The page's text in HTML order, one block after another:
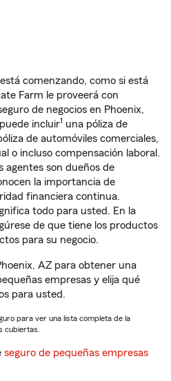
comenzando, como si está
Farm le proveerá con
de negocios en Phoenix,
incluir1 una póliza de
de automóviles comerciales,
o incluso compensación laboral.
agentes son dueños de
la importancia de
financiera continua.
todo para usted. En la
de que tiene los productos
para su negocio.
AZ para obtener una
empresas y elija qué
para usted.
para ver una lista completa de la
cubiertas.
seguro de pequeñas empresas